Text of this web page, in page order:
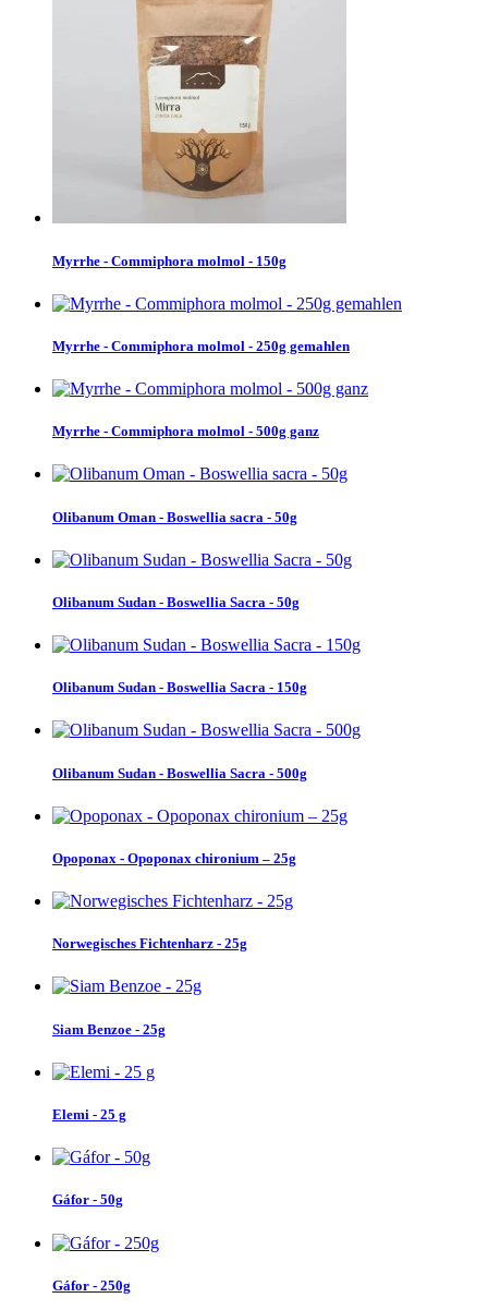
Myrrhe - Commiphora molmol - 150g
Myrrhe - Commiphora molmol - 250g gemahlen
Myrrhe - Commiphora molmol - 500g ganz
Olibanum Oman - Boswellia sacra - 50g
Olibanum Sudan - Boswellia Sacra - 50g
Olibanum Sudan - Boswellia Sacra - 150g
Olibanum Sudan - Boswellia Sacra - 500g
Opoponax - Opoponax chironium – 25g
Norwegisches Fichtenharz - 25g
Siam Benzoe - 25g
Elemi - 25 g
Gáfor - 50g
Gáfor - 250g